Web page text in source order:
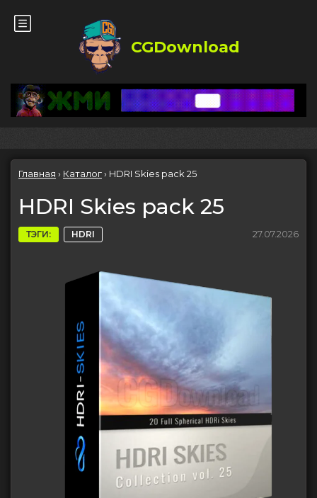
CGDownload
Главная › Каталог› HDRI Skies pack 25
HDRI Skies pack 25
ТЭГИ: HDRI 27.07.2026